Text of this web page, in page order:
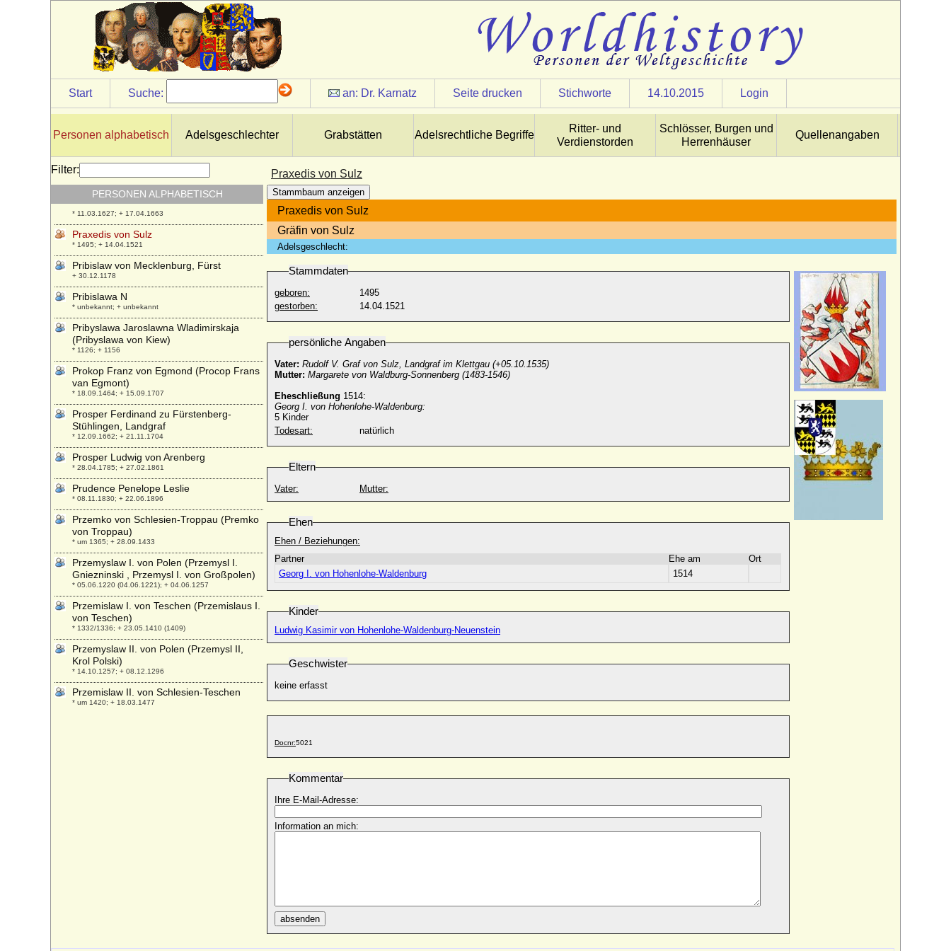
Start Suche: an: Dr. Karnatz Seite drucken Stichworte 14.10.2015 Login
Personen alphabetisch Adelsgeschlechter Grabstätten Adelsrechtliche Begriffe
Ritter- und
Verdienstorden
Schlösser, Burgen und
Herrenhäuser
Quellenangaben
Praxedis von Sulz
Stammbaum anzeigen
Praxedis von Sulz
Gräfin von Sulz
Adelsgeschlecht:
Stammdaten
geboren:
1495
gestorben:
14.04.1521
persönliche Angaben
Vater: Rudolf V. Graf von Sulz, Landgraf im Klettgau (+05.10.1535)
Mutter: Margarete von Waldburg-Sonnenberg (1483-1546)
Eheschließung 1514:
Georg I. von Hohenlohe-Waldenburg:
5 Kinder
Todesart:
natürlich
Eltern
Vater: Mutter:
Ehen
Ehen / Beziehungen:
Partner
Ehe am
Ort
Georg I. von Hohenlohe-Waldenburg
1514
Kinder
Ludwig Kasimir von Hohenlohe-Waldenburg-Neuenstein
Geschwister
keine erfasst
Docnr:5021
Kommentar
Ihre E-Mail-Adresse:
Information an mich:
absenden
Filter:
PERSONEN ALPHABETISCH
Poppo von Trier
* 994; + 16.05.1047
Poppo XII. von Henneberg
* 20.09.1513; + 04.03.1574
Praskowja Dmitrijewna Scheremetjewna
Praskowja Fjodorowna Saltykowa
* 21.10.1664; + 24.10.1723
Praskowja Iwanowna Romanowa
* 04.10.1694; + 19.10.1731
Praskowja Michailowna Solowaja
+ 1621
Praxedis von Hohenlohe-Waldenburg-
Pfedelbach
* 11.03.1627; + 17.04.1663
Praxedis von Sulz
* 1495; + 14.04.1521
Pribislaw von Mecklenburg, Fürst
+ 30.12.1178
Pribislawa N
* unbekannt; + unbekannt
Pribyslawa Jaroslawna Wladimirskaja
(Pribyslawa von Kiew)
* 1126; + 1156
Prokop Franz von Egmond (Procop Frans
van Egmont)
* 18.09.1464; + 15.09.1707
Prosper Ferdinand zu Fürstenberg-
Stühlingen, Landgraf
* 12.09.1662; + 21.11.1704
Prosper Ludwig von Arenberg
* 28.04.1785; + 27.02.1861
Prudence Penelope Leslie
* 08.11.1830; + 22.06.1896
Przemko von Schlesien-Troppau (Premko
von Troppau)
* um 1365; + 28.09.1433
Przemyslaw I. von Polen (Przemysl I.
Gniezninski , Przemysl I. von Großpolen)
* 05.06.1220 (04.06.1221); + 04.06.1257
Przemislaw I. von Teschen (Przemislaus I.
von Teschen)
* 1332/1336; + 23.05.1410 (1409)
Przemyslaw II. von Polen (Przemysl II,
Krol Polski)
* 14.10.1257; + 08.12.1296
Przemislaw II. von Schlesien-Teschen
* um 1420; + 18.03.1477